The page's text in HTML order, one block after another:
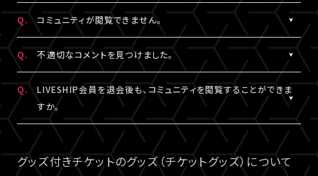
※チャット機能が設定されている配信では、コミュニティ機能とチ
ャット機能のニックネーム設定は連動されます。
A.
現在、通知機能はございません。
コンテンツの投稿、コメント、リアクションはユーザーへ通知され
ません。
Q. コミュニティが閲覧できません。
A.
コミュニティが表示されない場合は、コミュニティ機能実施期間外
であるか、対象外の視聴チケットを購入されている可能性がありま
コミュニティの実施有無や、実施期間については、各公演のチケッ
ト販売ページなどでご確認ください。
Q. 不適切なコメントを見つけました。
コミュニティ機能ガイドラインに反するコメントなどを見つけた場
合は、コメント内の「報告する」ボタンより管理者に報告をすること
ができます。
なお、通報機能は報告された当該コメントの削除を保証するもの
ではございません。
Q.
LIVESHIP会員を退会後も、コミュニティを閲覧することができま
すか。
A.
LIVESHIP会員を退会された場合は、コミュニティ機能提供期間内
であってもご利用・閲覧いただけなくなります。
なお、過去のコメント・リアクション及びニックネームは、LIVESHIP
グッズ付きチケットのグッズ（チケットグッズ）について